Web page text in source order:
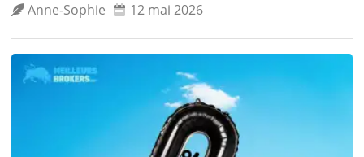
Anne‑Sophie 12 mai 2026